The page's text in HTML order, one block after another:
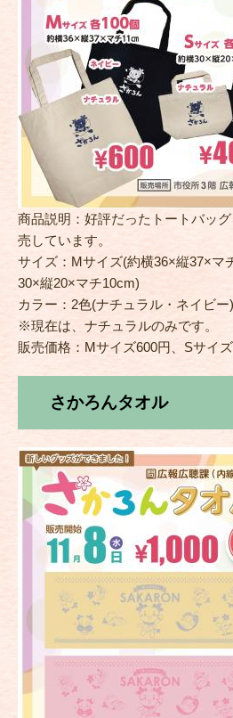
商品説明：好評だったトートバッ
売しています。
サイズ：Mサイズ(約横36×縦37×マ
30×縦20×マチ10cm)
カラー：2色(ナチュラル・ネイビー)
※現在は、ナチュラルのみです。
販売価格：Mサイズ600円、Sサイ
さかろんタオル